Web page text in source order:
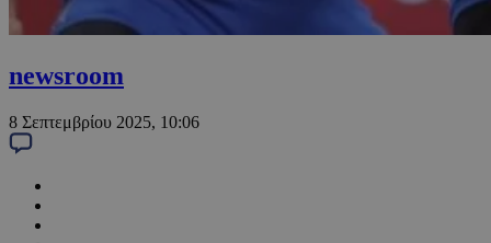
newsroom
8 Σεπτεμβρίου 2025, 10:06